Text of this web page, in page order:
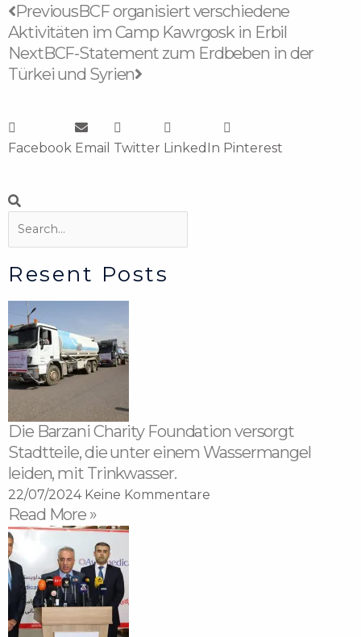
Zurück
PreviousBCF organisiert verschiedene
Aktivitäten im Camp Kawrgosk in Erbil
NextBCF-Statement zum Erdbeben in der
Türkei und Syrien
Nächster
Facebook Email Twitter LinkedIn Pinterest
Suche
Resent Posts
Die Barzani Charity Foundation versorgt
Stadtteile, die unter einem Wassermangel
leiden, mit Trinkwasser.
22/07/2024 Keine Kommentare
Read More »